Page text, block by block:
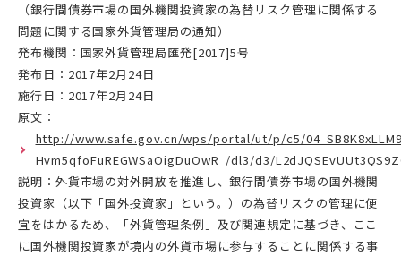
（銀行間債券市場の国外機関投資家の為替リスク管理に関係する
問題に関する国家外貨管理局の通知）
発布機関：国家外貨管理局匯発[2017]5号
発布日：2017年2月24日
施行日：2017年2月24日
原文：
http://www.safe.gov.cn/wps/portal/ut/p/c5/
Hvm5qfoFuREGWSaOigDuOwR_/dl3/d3/
説明：外貨市場の対外開放を推進し、銀行間債券市場の国外機関
投資家（以下「国外投資家」という。）の為替リスクの管理に便
宜をはかるため、「外貨管理条例」及び関連規定に基づき、ここ
に国外機関投資家が境内の外貨市場に参与することに関係する事